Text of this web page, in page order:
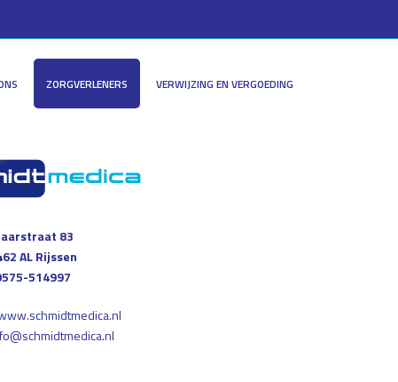
ZORGVERLENERS VERWIJZING EN VERGOEDING
83
AL Rijssen
514997